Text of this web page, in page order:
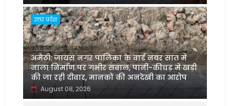
उत्तर प्रदेश
अमेठी: जायस नगर पालिका के वार्ड नंबर सात में
नाला निर्माण पर गंभीर सवाल, पानी-कीचड़ में खड़ी
की जा रही दीवार, मानकों की अनदेखी का आरोप
August 08, 2026